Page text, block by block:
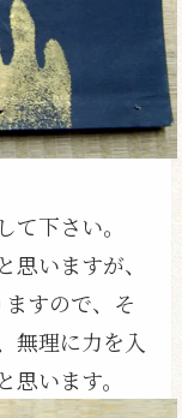
下さい。
いますが、
すので、そ
無理に力を入
います。